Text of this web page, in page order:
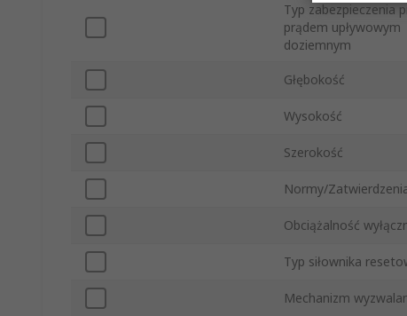
Typ zabezpieczenia
prądem upływowym
doziemnym
Głębokość
Wysokość
Szerokość
Normy/
Obciążalność
Typ siłownika
Mechanizm